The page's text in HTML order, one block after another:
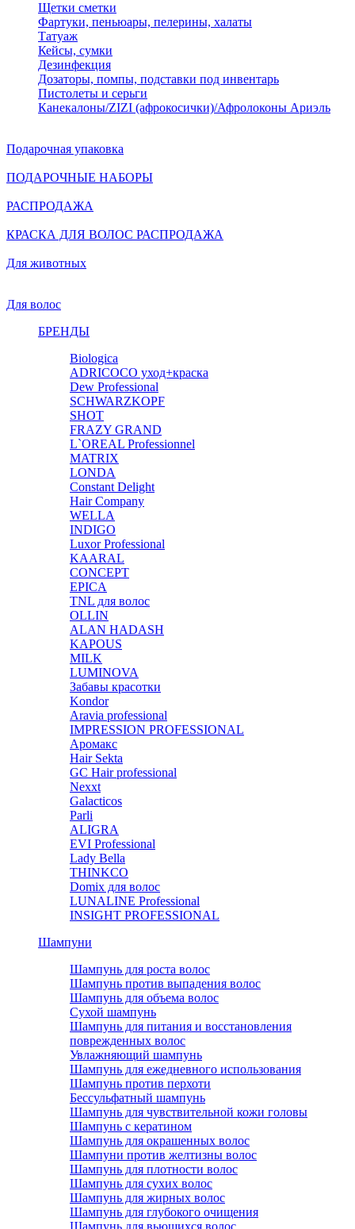
Щетки сметки
Фартуки, пеньюары, пелерины, халаты
Татуаж
Кейсы, сумки
Дезинфекция
Дозаторы, помпы, подставки под инвентарь
Пистолеты и серьги
Канекалоны/ZIZI (афрокосички)/Афролоконы Ариэль
Подарочная упаковка
ПОДАРОЧНЫЕ НАБОРЫ
РАСПРОДАЖА
КРАСКА ДЛЯ ВОЛОС РАСПРОДАЖА
Для животных
Для волос
БРЕНДЫ
Biologica
ADRICOCO уход+краска
Dew Professional
SCHWARZKOPF
SHOT
FRAZY GRAND
L`OREAL Professionnel
MATRIX
LONDA
Constant Delight
Hair Company
WELLA
INDIGO
Luxor Professional
KAARAL
CONCEPT
EPICA
TNL для волос
OLLIN
ALAN HADASH
KAPOUS
MILK
LUMINOVA
Забавы красотки
Kondor
Aravia professional
IMPRESSION PROFESSIONAL
Аромакс
Hair Sekta
GC Hair professional
Nexxt
Galacticos
Parli
ALIGRA
EVI Professional
Lady Bella
THINKCO
Domix для волос
LUNALINE Professional
INSIGHT PROFESSIONAL
Шампуни
Шампунь для роста волос
Шампунь против выпадения волос
Шампунь для объема волос
Сухой шампунь
Шампунь для питания и восстановления
поврежденных волос
Увлажняющий шампунь
Шампунь для ежедневного использования
Шампунь против перхоти
Бессульфатный шампунь
Шампунь для чувствительной кожи головы
Шампунь с кератином
Шампунь для окрашенных волос
Шампуни против желтизны волос
Шампунь для плотности волос
Шампунь для сухих волос
Шампунь для жирных волос
Шампунь для глубокого очищения
Шампунь для вьющихся волос